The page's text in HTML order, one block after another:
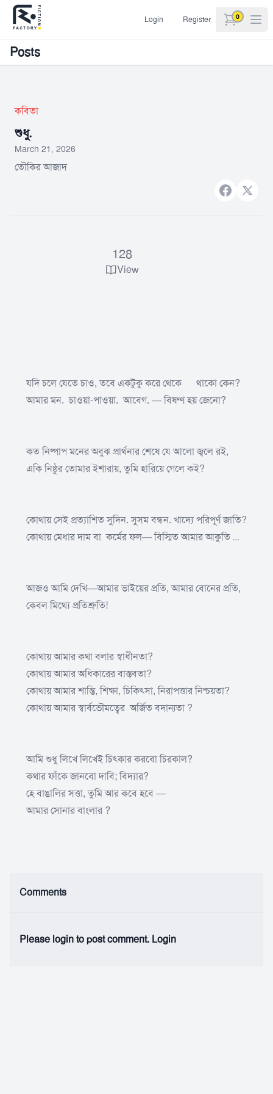
Login Register 0
items in
Posts
কবিতা
শুধু.
March 21, 2026
তৌকির আজাদ
Facebook
X
128
View
যদি চলে যেতে চাও, তবে একটুকু করে থেকে থাকো কেন?
আমার মন. চাওয়া-পাওয়া. আবেগ. — বিষণ্ণ হয় জেনো?
কত নিষ্পাপ মনের অবুঝ প্রার্থনার শেষে যে আলো জ্বলে রই,
একি নিষ্ঠুর তোমার ইশারায়, তুমি হারিয়ে গেলে কই?
কোথায় সেই প্রত্যাশিত সুদিন. সুসম বন্ধন. খাদ্যে পরিপূর্ণ জাতি?
কোথায় মেধার দাম বা কর্মের ফল— বিস্মিত আমার আকুতি …
আজও আমি দেখি—আমার ভাইয়ের প্রতি, আমার বোনের প্রতি,
কেবল মিথ্যে প্রতিশ্রুতি!
কোথায় আমার কথা বলার স্বাধীনতা?
কোথায় আমার অধিকারের বাস্তবতা?
কোথায় আমার শান্তি, শিক্ষা, চিকিৎসা, নিরাপত্তার নিশ্চয়তা?
কোথায় আমার স্বার্বভৌমত্বের অর্জিত বদান্যতা ?
আমি শুধু লিখে লিখেই চিৎকার করবো চিরকাল?
কথার ফাঁকে জানবো দাবি; বিদ্যার?
হে বাঙালির সত্তা, তুমি আর কবে হবে —
আমার সোনার বাংলার ?‎
Comments
Please login to post comment. Login